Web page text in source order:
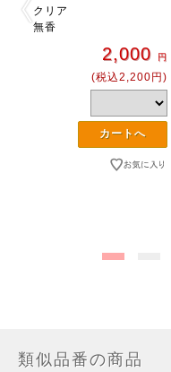
クリア
無香
2,000 円
(税込2,200円)
類似品番の商品